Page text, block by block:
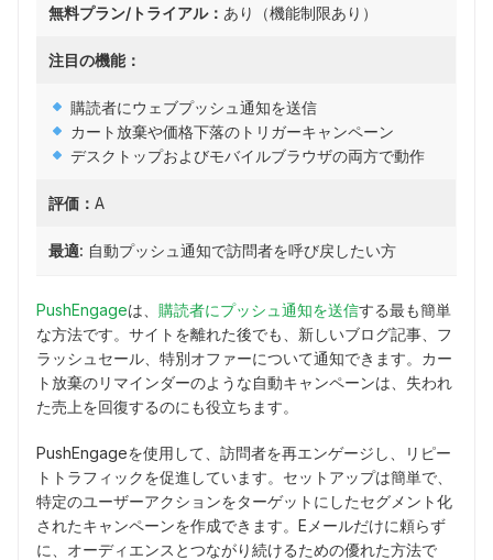
無料プラン/トライアル： あり（機能制限あり）
注目の機能：
購読者にウェブプッシュ通知を送信
カート放棄や価格下落のトリガーキャンペーン
デスクトップおよびモバイルブラウザの両方で動作
評価： A
最適: 自動プッシュ通知で訪問者を呼び戻したい方
PushEngageは、 購読者にプッシュ通知を送信する最も簡単
な方法です。サイトを離れた後でも、新しいブログ記事、フ
ラッシュセール、特別オファーについて通知できます。カー
ト放棄のリマインダーのような自動キャンペーンは、失われ
た売上を回復するのにも役立ちます。
PushEngageを使用して、訪問者を再エンゲージし、リピー
トトラフィックを促進しています。セットアップは簡単で、
特定のユーザーアクションをターゲットにしたセグメント化
されたキャンペーンを作成できます。Eメールだけに頼らず
に、オーディエンスとつながり続けるための優れた方法で